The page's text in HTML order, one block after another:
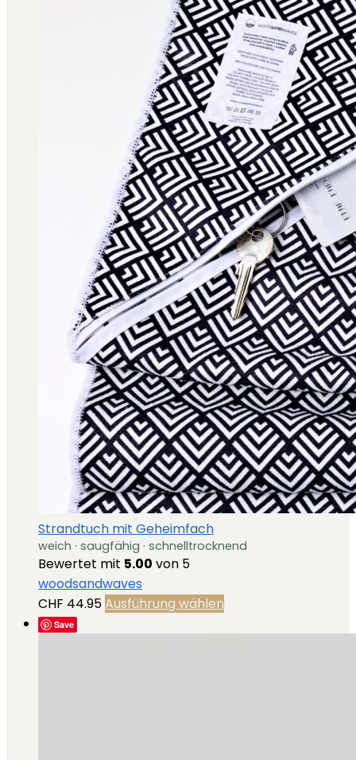
Strandtuch mit Geheimfach
weich · saugfähig · schnelltrocknend
Bewertet mit 5.00 von 5
woodsandwaves
CHF 44.95Ausführung wählen
Save